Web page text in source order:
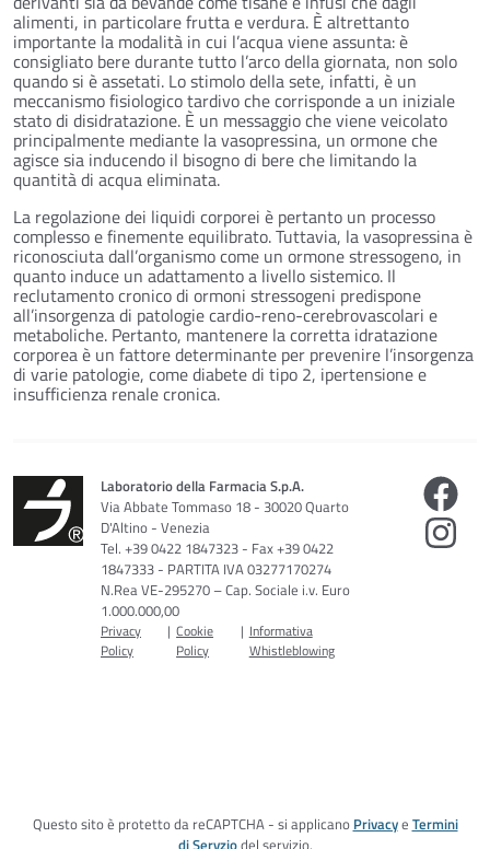
alimenti, in particolare frutta e verdura. È altrettanto
importante la modalità in cui l’acqua viene assunta: è
consigliato bere durante tutto l’arco della giornata, non solo
quando si è assetati. Lo stimolo della sete, infatti, è un
meccanismo fisiologico tardivo che corrisponde a un iniziale
stato di disidratazione. È un messaggio che viene veicolato
principalmente mediante la vasopressina, un ormone che
agisce sia inducendo il bisogno di bere che limitando la
quantità di acqua eliminata.
La regolazione dei liquidi corporei è pertanto un processo
complesso e finemente equilibrato. Tuttavia, la vasopressina è
riconosciuta dall’organismo come un ormone stressogeno, in
quanto induce un adattamento a livello sistemico. Il
reclutamento cronico di ormoni stressogeni predispone
all’insorgenza di patologie cardio-reno-cerebrovascolari e
metaboliche. Pertanto, mantenere la corretta idratazione
corporea è un fattore determinante per prevenire l’insorgenza
di varie patologie, come diabete di tipo 2, ipertensione e
insufficienza renale cronica.
Laboratorio della Farmacia S.p.A.
Via Abbate Tommaso 18 - 30020 Quarto
D'Altino - Venezia
Tel. +39 0422 1847323 - Fax +39 0422
1847333 - PARTITA IVA 03277170274
N.Rea VE-295270 – Cap. Sociale i.v. Euro
1.000.000,00
Privacy
Policy
| Cookie
Policy
| Informativa
Whistleblowing
Questo sito è protetto da reCAPTCHA - si applicano Privacye Termini
di Servziodel servizio.